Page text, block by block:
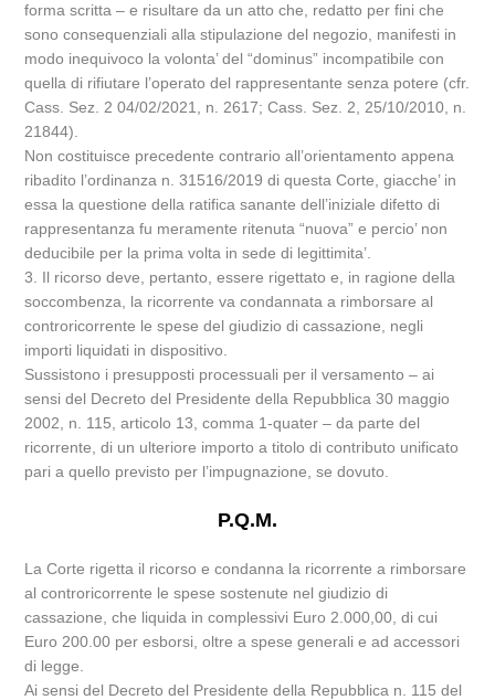
forma scritta – e risultare da un atto che, redatto per fini che
sono consequenziali alla stipulazione del negozio, manifesti in
modo inequivoco la volonta’ del “dominus” incompatibile con
quella di rifiutare l’operato del rappresentante senza potere (cfr.
Cass. Sez. 2 04/02/2021, n. 2617; Cass. Sez. 2, 25/10/2010, n.
21844).
Non costituisce precedente contrario all’orientamento appena
ribadito l’ordinanza n. 31516/2019 di questa Corte, giacche’ in
essa la questione della ratifica sanante dell’iniziale difetto di
rappresentanza fu meramente ritenuta “nuova” e percio’ non
deducibile per la prima volta in sede di legittimita’.
3. Il ricorso deve, pertanto, essere rigettato e, in ragione della
soccombenza, la ricorrente va condannata a rimborsare al
controricorrente le spese del giudizio di cassazione, negli
importi liquidati in dispositivo.
Sussistono i presupposti processuali per il versamento – ai
sensi del Decreto del Presidente della Repubblica 30 maggio
2002, n. 115, articolo 13, comma 1-quater – da parte del
ricorrente, di un ulteriore importo a titolo di contributo unificato
pari a quello previsto per l’impugnazione, se dovuto.
P.Q.M.
La Corte rigetta il ricorso e condanna la ricorrente a rimborsare
al controricorrente le spese sostenute nel giudizio di
cassazione, che liquida in complessivi Euro 2.000,00, di cui
Euro 200.00 per esborsi, oltre a spese generali e ad accessori
di legge.
Ai sensi del Decreto del Presidente della Repubblica n. 115 del